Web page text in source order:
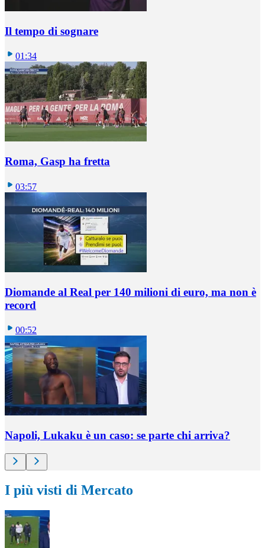
Il tempo di sognare
01:34
Roma, Gasp ha fretta
03:57
Diomande al Real per 140 milioni di euro, ma non è
record
00:52
Napoli, Lukaku è un caso: se parte chi arriva?
I più visti di Mercato